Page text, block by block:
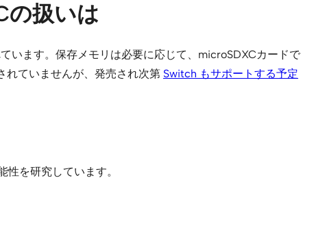
の扱いは
います。保存メモリは必要に応じて、microSDXCカードで
れていませんが、発売され次第 Switch もサポートする予定
を研究しています。